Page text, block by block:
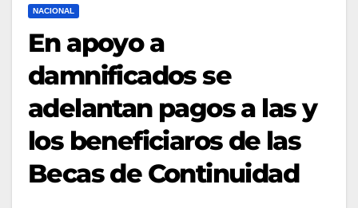
NACIONAL
En apoyo a
damnificados se
adelantan pagos a las y
los beneficiaros de las
Becas de Continuidad